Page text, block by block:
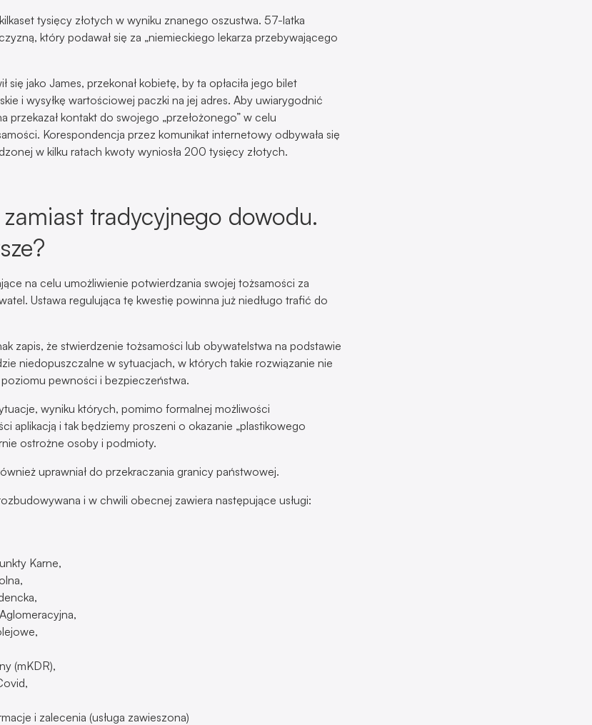
tysięcy złotych w wyniku znanego oszustwa. 57-latka
który podawał się za „niemieckiego lekarza przebywającego
się jako James, przekonał kobietę, by ta opłaciła jego bilet
i wysyłkę wartościowej paczki na jej adres. Aby uwiarygodnić
przekazał kontakt do swojego „przełożonego” w celu
Korespondencja przez komunikat internetowy odbywała się
w kilku ratach kwoty wyniosła 200 tysięcy złotych.
tradycyjnego dowodu.
na celu umożliwienie potwierdzania swojej tożsamości za
Ustawa regulująca tę kwestię powinna już niedługo trafić do
zapis, że stwierdzenie tożsamości lub obywatelstwa na podstawie
niedopuszczalne w sytuacjach, w których takie rozwiązanie nie
pewności i bezpieczeństwa.
wyniku których, pomimo formalnej możliwości
aplikacją i tak będziemy proszeni o okazanie „plastikowego
ostrożne osoby i podmioty.
uprawniał do przekraczania granicy państwowej.
i w chwili obecnej zawiera następujące usługi:
Karne,
(mKDR),
i zalecenia (usługa zawieszona)